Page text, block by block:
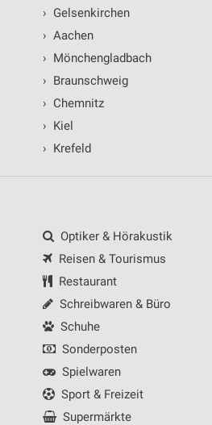
› Gelsenkirchen
› Aachen
› Mönchengladbach
› Braunschweig
› Chemnitz
› Kiel
› Krefeld
Optiker & Hörakustik
Reisen & Tourismus
Restaurant
Schreibwaren & Büro
Schuhe
Sonderposten
Spielwaren
Sport & Freizeit
Supermärkte